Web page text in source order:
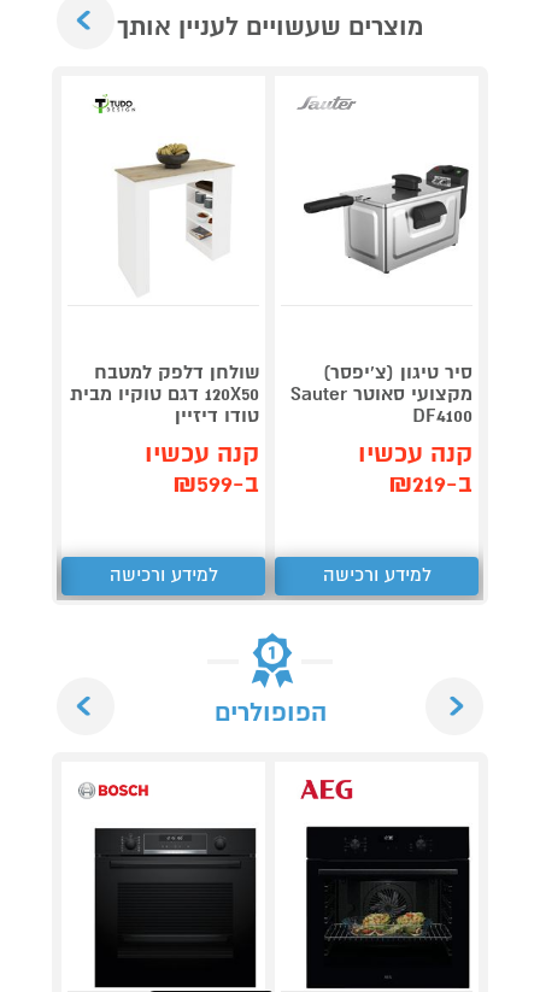
מוצרים שעשויים לעניין אותך
סיר טיגון (צ'יפסר)
מקצועי סאוטר Sauter
DF4100
קנה עכשיו
ב-₪219
למידע ורכישה
שולחן דלפק למטבח
120X50 דגם טוקיו מבית
טודו דיזיין
קנה עכשיו
ב-₪599
למידע ורכישה
הפופולרים